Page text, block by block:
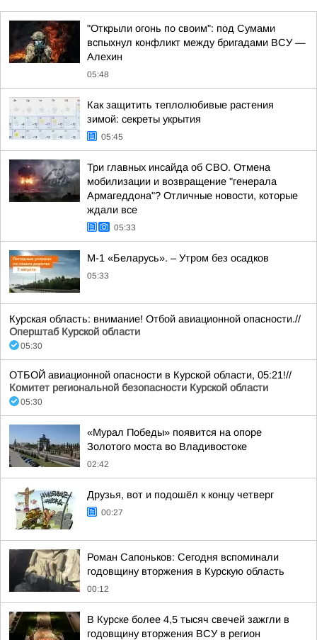
"Открыли огонь по своим": под Сумами
вспыхнул конфликт между бригадами ВСУ —
Алехин
05:48
Как защитить теплолюбивые растения
зимой: секреты укрытия
05:45
Три главных инсайда об СВО. Отмена
мобилизации и возвращение "генерала
Армагеддона"? Отличные новости, которые
ждали все
05:33
М-1 «Беларусь». – Утром без осадков
05:33
Курская область: внимание! Отбой авиационной опасности.//
Оперштаб Курской области
05:30
ОТБОЙ авиационной опасности в Курской области, 05:21!//
Комитет региональной безопасности Курской области
05:30
«Мурал Победы» появится на опоре
Золотого моста во Владивостоке
02:42
Друзья, вот и подошёл к концу четверг
00:27
Роман Сапоньков: Сегодня вспоминали
годовщину вторжения в Курскую область
00:12
В Курске более 4,5 тысяч свечей зажгли в
годовщину вторжения ВСУ в регион